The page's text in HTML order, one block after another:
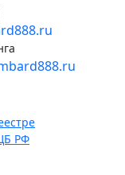
РФ